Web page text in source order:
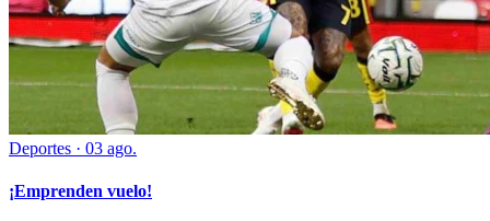
Deportes · 03 ago.
¡Emprenden vuelo!